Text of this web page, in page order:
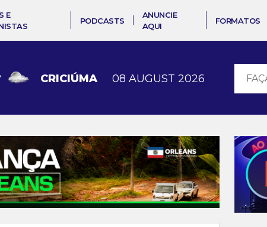
E
PODCASTS
ANUNCIE
AQUI
FORMATOS
CRICIÚMA 08 AUGUST 2026